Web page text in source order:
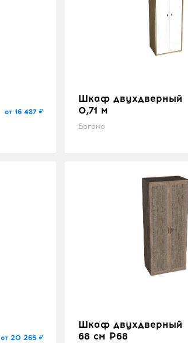
от 16 487 ₽
Шкаф двухдверный
0,71 м
Багама
от 20 265 ₽
Шкаф двухдверный
68 см P68